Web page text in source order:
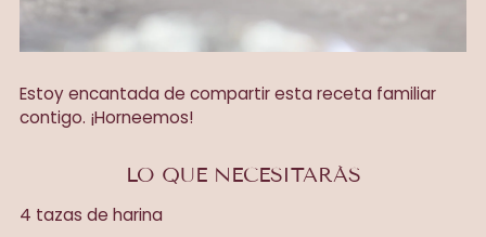
Estoy encantada de compartir esta receta familiar
contigo. ¡Horneemos!
LO QUE NECESITARÁS
4 tazas de harina